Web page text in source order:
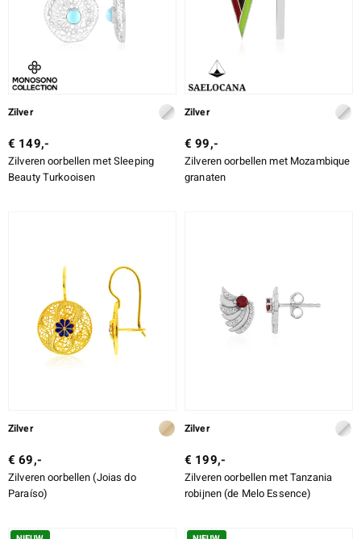
Zilver
€ 149,-
Zilveren oorbellen met Sleeping
Beauty Turkooisen
Zilver
€ 99,-
Zilveren oorbellen met Mozambique
granaten
Zilver
€ 69,-
Zilveren oorbellen (Joias do
Paraíso)
Zilver
€ 199,-
Zilveren oorbellen met Tanzania
robijnen (de Melo Essence)